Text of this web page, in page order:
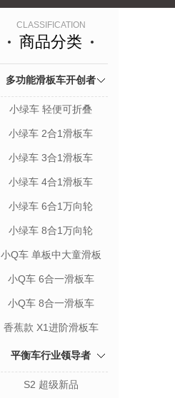
CLASSIFICATION
商品分类
多功能滑板车开创者
小绿车 轻便可折叠
小绿车 2合1滑板车
小绿车 3合1滑板车
小绿车 4合1滑板车
小绿车 6合1万向轮
小绿车 8合1万向轮
小Q车 单板中大童滑板
小Q车 6合一滑板车
小Q车 8合一滑板车
香蕉款 X1进阶滑板车
平衡车行业领导者
S2 超级新品